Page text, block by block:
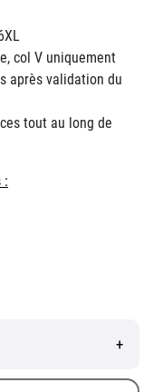
col V uniquement
après validation du
tout au long de
:
+